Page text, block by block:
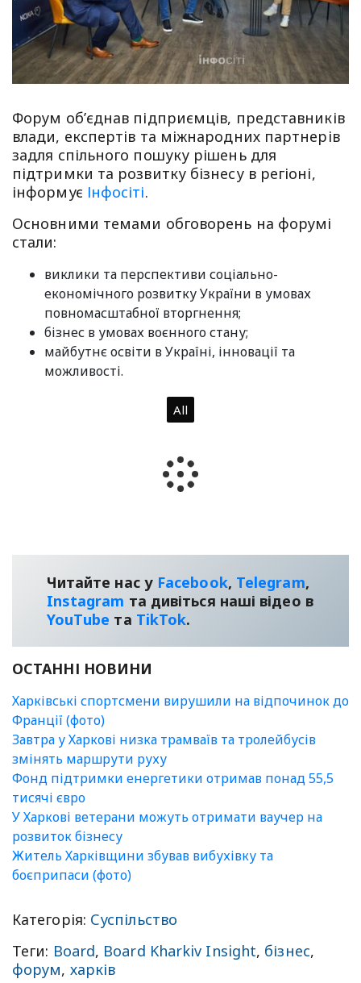
Форум об’єднав підприємців, представників
влади, експертів та міжнародних партнерів
задля спільного пошуку рішень для
підтримки та розвитку бізнесу в регіоні,
інформує Інфосіті.
Основними темами обговорень на форумі
стали:
виклики та перспективи соціально-
економічного розвитку України в умовах
повномасштабної вторгнення;
бізнес в умовах воєнного стану;
майбутнє освіти в Україні, інновації та
можливості.
All
Читайте нас у Facebook, Telegram,
Instagram та дивіться наші відео в
YouТube та TikTok.
ОСТАННІ НОВИНИ
Харківські спортсмени вирушили на відпочинок до
Франції (фото)
Завтра у Харкові низка трамваїв та тролейбусів
змінять маршрути руху
Фонд підтримки енергетики отримав понад 55,5
тисячі євро
У Харкові ветерани можуть отримати ваучер на
розвиток бізнесу
Житель Харківщини збував вибухівку та
боєприпаси (фото)
Категорія: Суспільство
Теги: Board, Board Kharkiv Insight, бізнес,
форум, харків